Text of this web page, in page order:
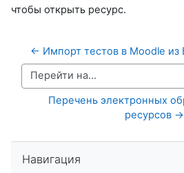
чтобы открыть ресурс.
← Импорт тестов в Moodle из
Перейти на...
Перечень электронных
ресурсов →
Навигация